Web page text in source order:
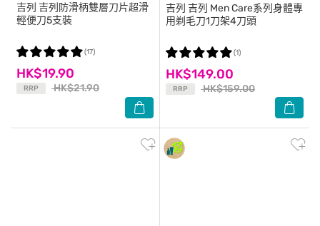
吉列 吉列防滑柄雙層刀片超滑
輕便刀5支裝
HK$19.90
RRP HK$21.90
(17)
吉列 吉列 Men Care系列身體專
用剃毛刀1刀架4刀頭
HK$149.00
RRP HK$159.00
(1)